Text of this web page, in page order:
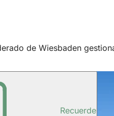
de Wiesbaden
Recuerde